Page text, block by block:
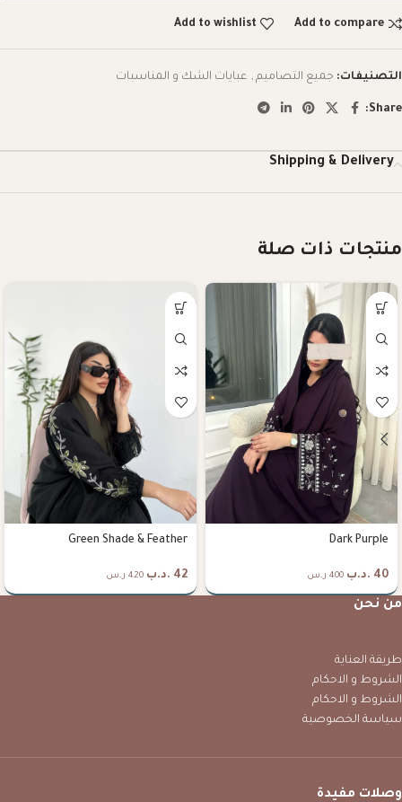
Add to compare
Add to wishlist
التصنيفات: جميع التصاميم , عبايات الشك و المناسبات
Share:
Shipping & Delivery
منتجات ذات صلة
Dark Purple
40 .د.ب 400 ر.س
Green Shade & Feather
42 .د.ب 420 ر.س
من نحن
طريقة العناية
الشروط و الاحكام
الشروط و الاحكام
سياسة الخصوصية
وصلات مفيدة